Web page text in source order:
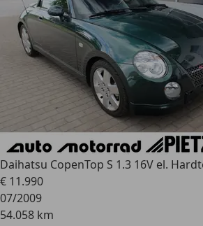
Daihatsu CopenTop S 1.3 16V el.
€ 11.990
07/2009
54.058 km